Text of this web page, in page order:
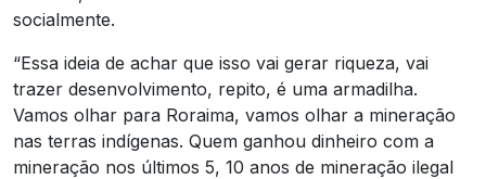
socialmente.
“Essa ideia de achar que isso vai gerar riqueza, vai
trazer desenvolvimento, repito, é uma armadilha.
Vamos olhar para Roraima, vamos olhar a mineração
nas terras indígenas. Quem ganhou dinheiro com a
mineração nos últimos 5, 10 anos de mineração ilegal